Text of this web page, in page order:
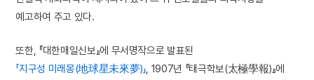
예고하여 주고 있다.
또한, 『대한매일신보』에 무서명작으로 발표된
「지구성 미래몽(地球星未來夢)」 , 1907년 『태극학보(太極學報)』에